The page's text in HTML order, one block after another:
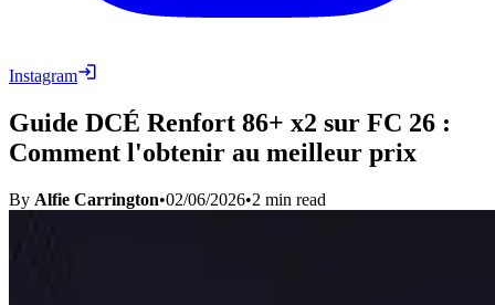
Instagram
Guide DCÉ Renfort 86+ x2 sur FC 26 :
Comment l'obtenir au meilleur prix
By Alfie Carrington•02/06/2026•2 min read